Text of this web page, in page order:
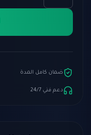
سناب
بلس
-
كاملة
ضمان كامل المدة
دعم فني 24/7